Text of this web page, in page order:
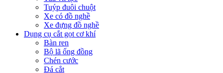
Tuýp đuôi chuột
Xe có đồ nghề
Xe đựng đồ nghề
Dụng cụ cắt gọt cơ khí
Bàn ren
Bộ lã ống đồng
Chén cước
Đá cắt